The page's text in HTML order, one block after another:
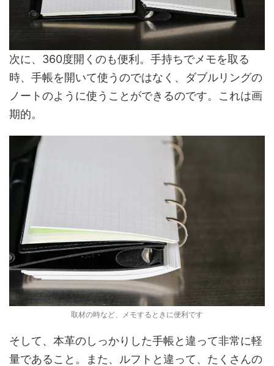
次に、360度開くのも便利。手持ちでメモを取る
時、手帳を開いて使うのではなく、ダブルリングの
ノートのように使うことができるのです。これは画
期的。
取材の時など、メモするときに便利です
そして、本革のしっかりした手帳と違って非常に軽
量であること。また、ルフトと違って、たくさんの